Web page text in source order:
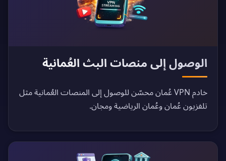
الوصول إلى منصات البث العُمانية
خادم VPN عُمان محسّن للوصول إلى المنصات العُمانية مثل
تلفزيون عُمان وعُمان الرياضية ومجان.